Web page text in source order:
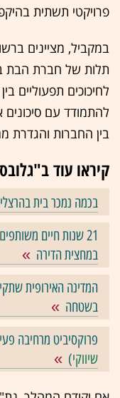
פרויקטי תשתית
במקביל, מציינים
תלות של חברת הבת
לחיכוכים תפעוליים
להתמודד עם
בין החברות והגדרת
קיראו עוד
בכמה נמכר בית בהרצליה
21 שנות חיים
במחצית הדירה
המדינה האירופית
בשטחה
פרוקסיביט מרחיבה
שיווקי)